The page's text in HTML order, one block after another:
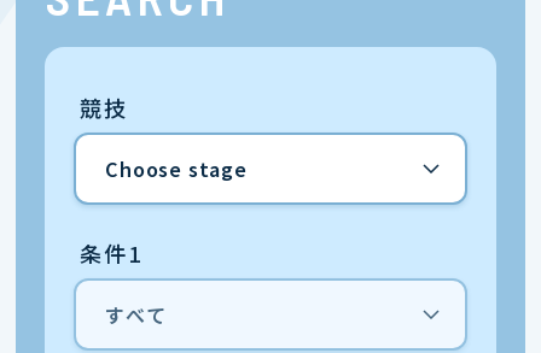
競技
条件1